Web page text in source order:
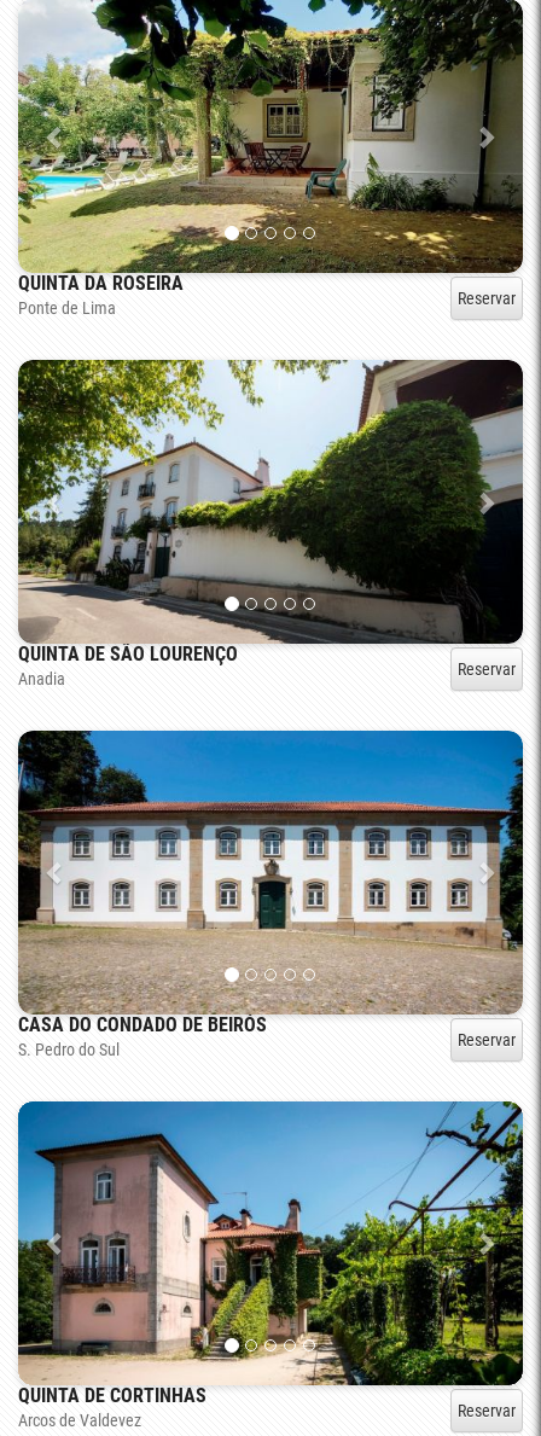
QUINTA DA ROSEIRA
Ponte de Lima Reservar
QUINTA DE SÃO LOURENÇO
Anadia Reservar
CASA DO CONDADO DE BEIRÓS
S. Pedro do Sul Reservar
QUINTA DE CORTINHAS
Arcos de Valdevez Reservar